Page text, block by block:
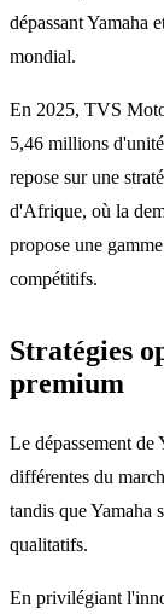
dépassant Yamaha
mondial.
En 2025, TVS
5,46 millions
repose sur une
d'Afrique, où la
propose une
compétitifs.
Stratégies
premium
Le dépassement
différentes du
tandis que Yamaha
qualitatifs.
En privilégiant